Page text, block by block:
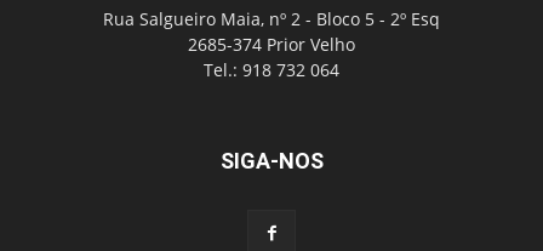
Rua Salgueiro Maia, nº 2 - Bloco 5 - 2º Esq
2685-374 Prior Velho
Tel.: 918 732 064
SIGA-NOS